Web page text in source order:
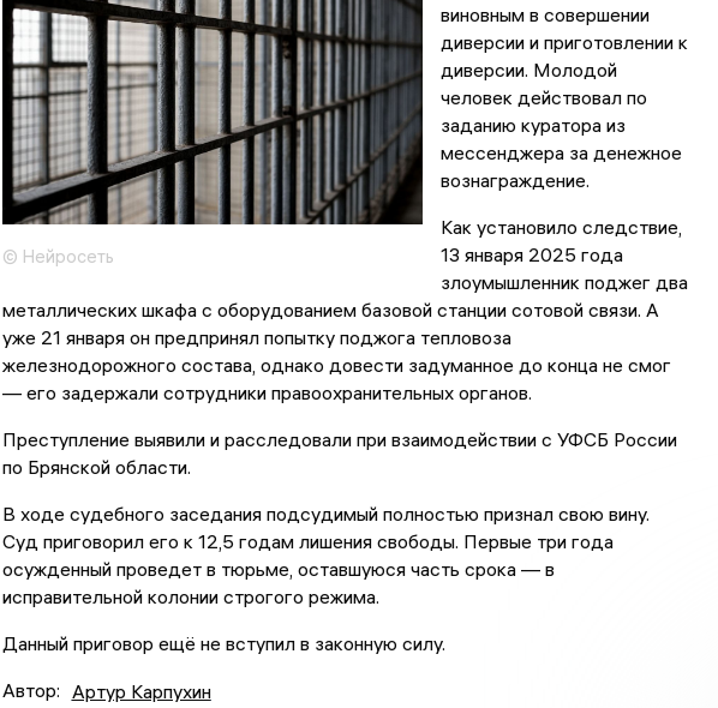
© Нейросеть
виновным в совершении
диверсии и приготовлении к
диверсии. Молодой
человек действовал по
заданию куратора из
мессенджера за денежное
вознаграждение.
Как установило следствие,
13 января 2025 года
злоумышленник поджег два
металлических шкафа с оборудованием базовой станции сотовой связи. А
уже 21 января он предпринял попытку поджога тепловоза
железнодорожного состава, однако довести задуманное до конца не смог
— его задержали сотрудники правоохранительных органов.
Преступление выявили и расследовали при взаимодействии с УФСБ России
по Брянской области.
В ходе судебного заседания подсудимый полностью признал свою вину.
Суд приговорил его к 12,5 годам лишения свободы. Первые три года
осужденный проведет в тюрьме, оставшуюся часть срока — в
исправительной колонии строгого режима.
Данный приговор ещё не вступил в законную силу.
Автор: Артур Карпухин